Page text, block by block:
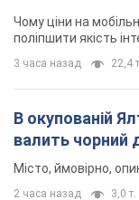
2 часа назад 3,0 т.
У Коблевому на
морі: загинув
Чоловік, ймовірно,
3 часа назад 3,3 т.